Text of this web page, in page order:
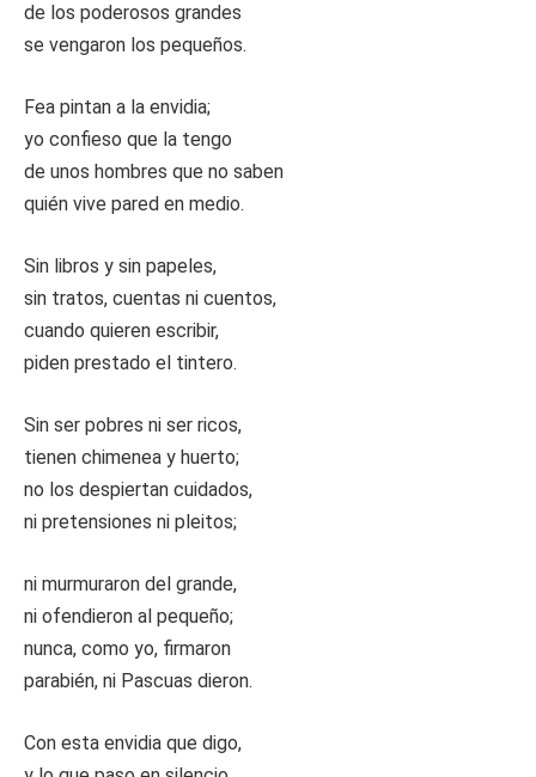
de los poderosos grandes
se vengaron los pequeños.
Fea pintan a la envidia;
yo confieso que la tengo
de unos hombres que no saben
quién vive pared en medio.
Sin libros y sin papeles,
sin tratos, cuentas ni cuentos,
cuando quieren escribir,
piden prestado el tintero.
Sin ser pobres ni ser ricos,
tienen chimenea y huerto;
no los despiertan cuidados,
ni pretensiones ni pleitos;
ni murmuraron del grande,
ni ofendieron al pequeño;
nunca, como yo, firmaron
parabién, ni Pascuas dieron.
Con esta envidia que digo,